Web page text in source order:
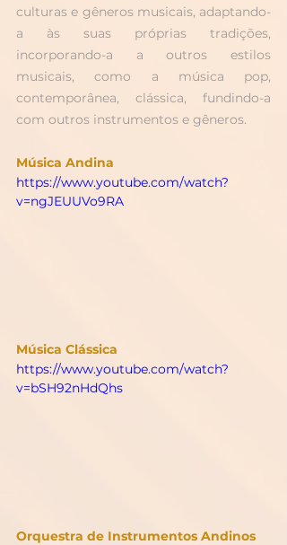
culturas e gêneros musicais, adaptando-
a às suas próprias tradições,
incorporando-a a outros estilos
musicais, como a música pop,
contemporânea, clássica, fundindo-a
com outros instrumentos e gêneros.
Música Andina
https://www.youtube.com/watch?
v=ngJEUUVo9RA
Música Clássica
https://www.youtube.com/watch?
v=bSH92nHdQhs
Orquestra de Instrumentos Andinos